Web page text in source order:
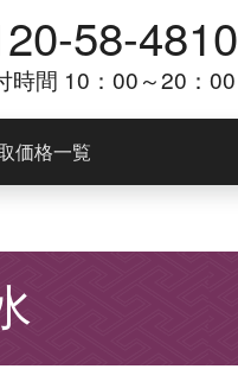
価格一覧
58-4810
時間 10：00～20：00